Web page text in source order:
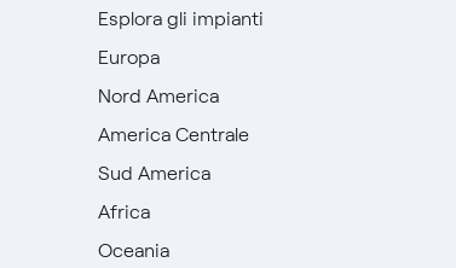
Esplora gli impianti
Europa
Nord America
America Centrale
Sud America
Africa
Oceania